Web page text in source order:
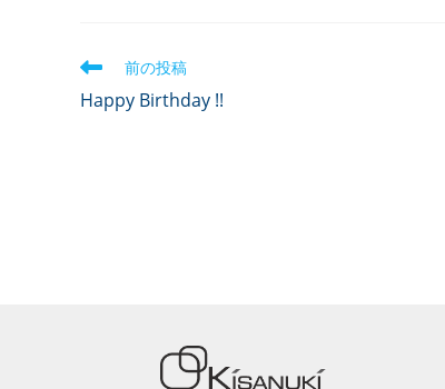
前の投稿
Happy Birthday !!